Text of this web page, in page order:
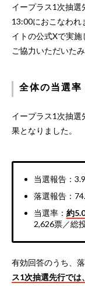
イープラス1次抽選
13:00におこなわれ
イトの公式Xで実施
ご協力いただいた
全体の当選率
イープラス1次抽選
果となりました。
当選報告：
落選報告：
当選率： 約
2,626票／総
有効回答のうち、
ス1次抽選先行で